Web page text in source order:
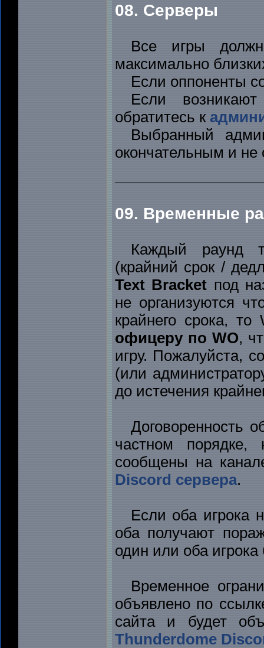
08. Серверы
Все игры
максимально
Если оппоненты
Если
обратитесь к
Выбранный
окончательным и не
09. Временные
Каждый раунд
(крайний срок /
Text Bracket под
не организуются
крайнего срока, то
офицеру по WO,
игру. Пожалуйста,
(или
до истечения
Договоренность
частном
сообщены на
Discord сервера.
Если оба игрока
оба получают
один или оба
Временное
объявлено по
сайта и будет
Thunderdome